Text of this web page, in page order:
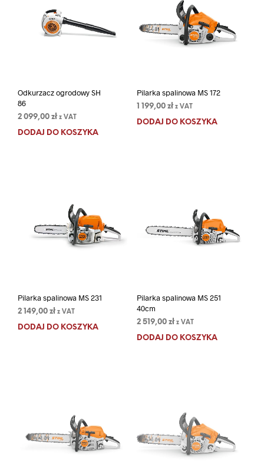
Odkurzacz ogrodowy SH
86
2 099,00 zł z VAT
DODAJ DO KOSZYKA
Pilarka spalinowa MS 172
1 199,00 zł z VAT
DODAJ DO KOSZYKA
Pilarka spalinowa MS 231
2 149,00 zł z VAT
DODAJ DO KOSZYKA
Pilarka spalinowa MS 251
40cm
2 519,00 zł z VAT
DODAJ DO KOSZYKA